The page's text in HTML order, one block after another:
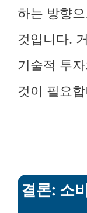
하는 방향
것입니다.
기술적 투
것이 필요
결론: 소